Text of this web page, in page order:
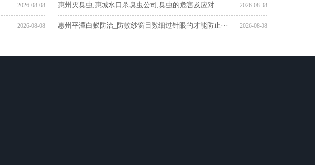
2026-08-08 2026-08-08
惠州灭臭虫,惠城水口杀臭虫公司,臭虫的危害及应对···
2026-08-08 2026-08-08
惠州平潭白蚁防治_防蚊纱窗目数细过针眼的才能防止···